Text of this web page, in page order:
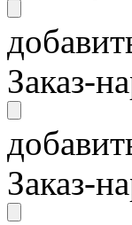
Заказ-
Заказ-